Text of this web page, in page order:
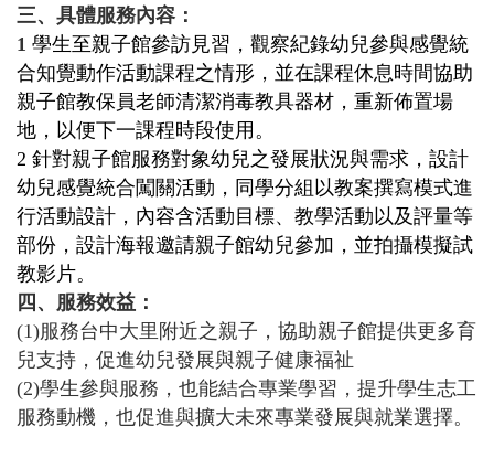
三、具體服務內容：
1 學生至親子館參訪見習，觀察紀錄幼兒參與感覺統
合知覺動作活動課程之情形，並在課程休息時間協助
親子館教保員老師清潔消毒教具器材，重新佈置場
地，以便下一課程時段使用。
2 針對親子館服務對象幼兒之發展狀況與需求，設計
幼兒感覺統合闖關活動，同學分組以教案撰寫模式進
行活動設計，內容含活動目標、教學活動以及評量等
部份，設計海報邀請親子館幼兒參加，並拍攝模擬試
教影片。
四、服務效益：
(1)服務台中大里附近之親子，協助親子館提供更多育
兒支持，促進幼兒發展與親子健康福祉
(2)學生參與服務，也能結合專業學習，提升學生志工
服務動機，也促進與擴大未來專業發展與就業選擇。